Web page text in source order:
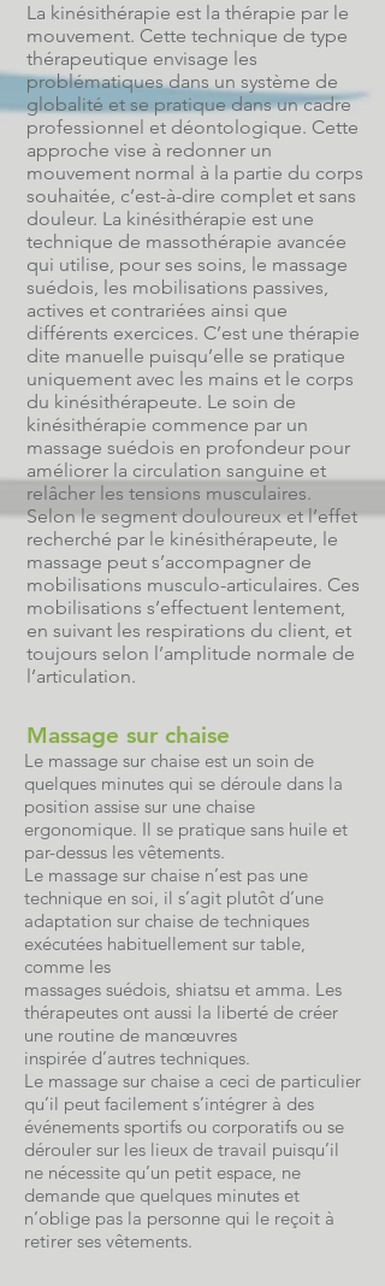
La kinésithérapie est la thérapie par le
mouvement. Cette technique de type
thérapeutique envisage les
problématiques dans un système de
globalité et se pratique dans un cadre
professionnel et déontologique. Cette
approche vise à redonner un
mouvement normal à la partie du corps
souhaitée, c’est-à-dire complet et sans
douleur. La kinésithérapie est une
technique de massothérapie avancée
qui utilise, pour ses soins, le massage
suédois, les mobilisations passives,
actives et contrariées ainsi que
différents exercices. C’est une thérapie
dite manuelle puisqu’elle se pratique
uniquement avec les mains et le corps
du kinésithérapeute. Le soin de
kinésithérapie commence par un
massage suédois en profondeur pour
améliorer la circulation sanguine et
relâcher les tensions musculaires.
Selon le segment douloureux et l’effet
recherché par le kinésithérapeute, le
massage peut s’accompagner de
mobilisations musculo-articulaires. Ces
mobilisations s’effectuent lentement,
en suivant les respirations du client, et
toujours selon l’amplitude normale de
l’articulation.
Massage sur chaise
Le massage sur chaise est un soin de
quelques minutes qui se déroule dans la
position assise sur une chaise
ergonomique. Il se pratique sans huile et
par-dessus les vêtements.
Le massage sur chaise n’est pas une
technique en soi, il s’agit plutôt d’une
adaptation sur chaise de techniques
exécutées habituellement sur table,
comme les
massages suédois, shiatsu et amma. Les
thérapeutes ont aussi la liberté de créer
une routine de manœuvres
inspirée d’autres techniques.
Le massage sur chaise a ceci de particulier
qu’il peut facilement s’intégrer à des
événements sportifs ou corporatifs ou se
dérouler sur les lieux de travail puisqu’il
ne nécessite qu’un petit espace, ne
demande que quelques minutes et
n’oblige pas la personne qui le reçoit à
retirer ses vêtements.